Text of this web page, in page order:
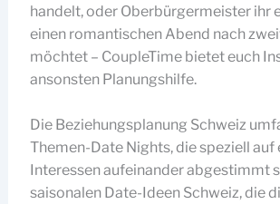
handelt, oder Oberbürgermeister ihr
einen romantischen Abend nach
möchtet – CoupleTime bietet euch
ansonsten Planungshilfe.
Die Beziehungsplanung Schweiz
Themen-Date Nights, die speziell auf
Interessen aufeinander abgestimmt
saisonalen Date-Ideen Schweiz, die